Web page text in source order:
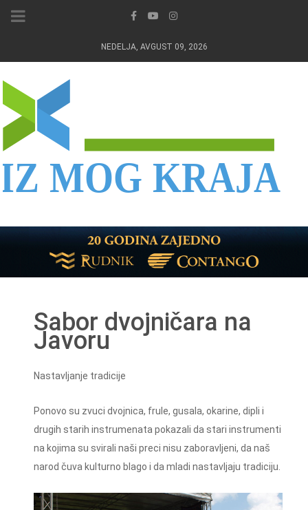
NEDELJA, AVGUST 09, 2026
IZ MOG KRAJA
Sabor dvojničara na
Javoru
Nastavljanje tradicije
Ponovo su zvuci dvojnica, frule, gusala, okarine, dipli i
drugih starih instrumenata pokazali da stari instrumenti
na kojima su svirali naši preci nisu zaboravljeni, da naš
narod čuva kulturno blago i da mladi nastavljaju tradiciju.